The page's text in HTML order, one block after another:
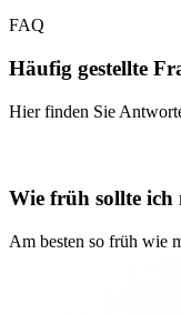
FAQ
Häufig gestellte
Hier finden Sie
Wie früh sollte ich
Am besten so früh wie